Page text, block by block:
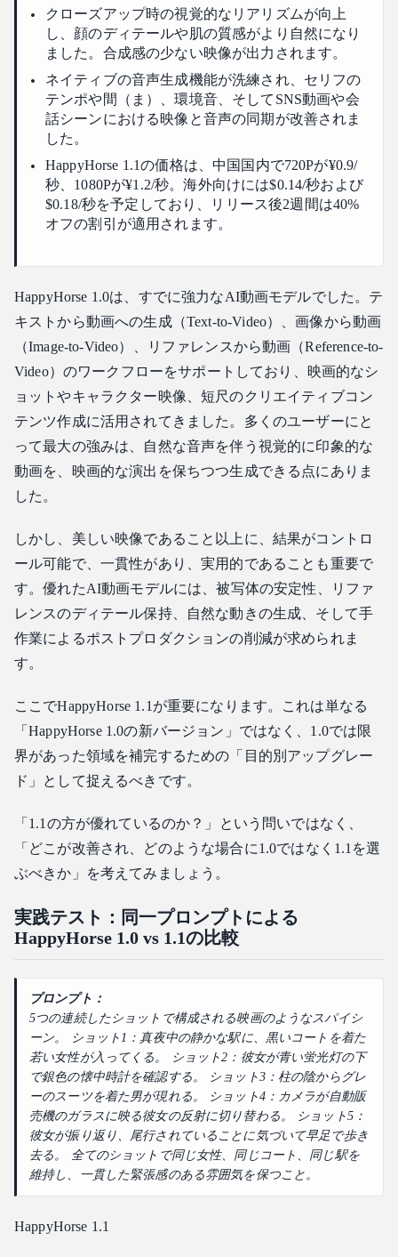
クローズアップ時の視覚的なリアリズムが向上
し、顔のディテールや肌の質感がより自然になり
ました。合成感の少ない映像が出力されます。
ネイティブの音声生成機能が洗練され、セリフの
テンポや間（ま）、環境音、そしてSNS動画や会
話シーンにおける映像と音声の同期が改善されま
した。
HappyHorse 1.1の価格は、中国国内で720Pが¥0.9/
秒、1080Pが¥1.2/秒。海外向けには$0.14/秒および
$0.18/秒を予定しており、リリース後2週間は40%
オフの割引が適用されます。
HappyHorse 1.0は、すでに強力なAI動画モデルでした。テ
キストから動画への生成（Text-to-Video）、画像から動画
（Image-to-Video）、リファレンスから動画（Reference-to-
Video）のワークフローをサポートしており、映画的なシ
ョットやキャラクター映像、短尺のクリエイティブコン
テンツ作成に活用されてきました。多くのユーザーにと
って最大の強みは、自然な音声を伴う視覚的に印象的な
動画を、映画的な演出を保ちつつ生成できる点にありま
した。
しかし、美しい映像であること以上に、結果がコントロ
ール可能で、一貫性があり、実用的であることも重要で
す。優れたAI動画モデルには、被写体の安定性、リファ
レンスのディテール保持、自然な動きの生成、そして手
作業によるポストプロダクションの削減が求められま
す。
ここでHappyHorse 1.1が重要になります。これは単なる
「HappyHorse 1.0の新バージョン」ではなく、1.0では限
界があった領域を補完するための「目的別アップグレー
ド」として捉えるべきです。
「1.1の方が優れているのか？」という問いではなく、
「どこが改善され、どのような場合に1.0ではなく1.1を選
ぶべきか」を考えてみましょう。
実践テスト：同一プロンプトによる
HappyHorse 1.0 vs 1.1の比較
プロンプト：
5つの連続したショットで構成される映画のようなスパイシ
ーン。 ショット1：真夜中の静かな駅に、黒いコートを着た
若い女性が入ってくる。 ショット2：彼女が青い蛍光灯の下
で銀色の懐中時計を確認する。 ショット3：柱の陰からグレ
ーのスーツを着た男が現れる。 ショット4：カメラが自動販
売機のガラスに映る彼女の反射に切り替わる。 ショット5：
彼女が振り返り、尾行されていることに気づいて早足で歩き
去る。 全てのショットで同じ女性、同じコート、同じ駅を
維持し、一貫した緊張感のある雰囲気を保つこと。
HappyHorse 1.1